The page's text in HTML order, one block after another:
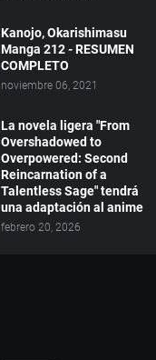
Kanojo, Okarishimasu
Manga 212 - RESUMEN
COMPLETO
noviembre 06, 2021
La novela ligera "From
Overshadowed to
Overpowered: Second
Reincarnation of a
Talentless Sage" tendrá
una adaptación al anime
febrero 20, 2026